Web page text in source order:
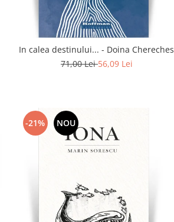
In calea destinului... - Doina Chereches
71,00 Lei56,09 Lei
-21% NOU